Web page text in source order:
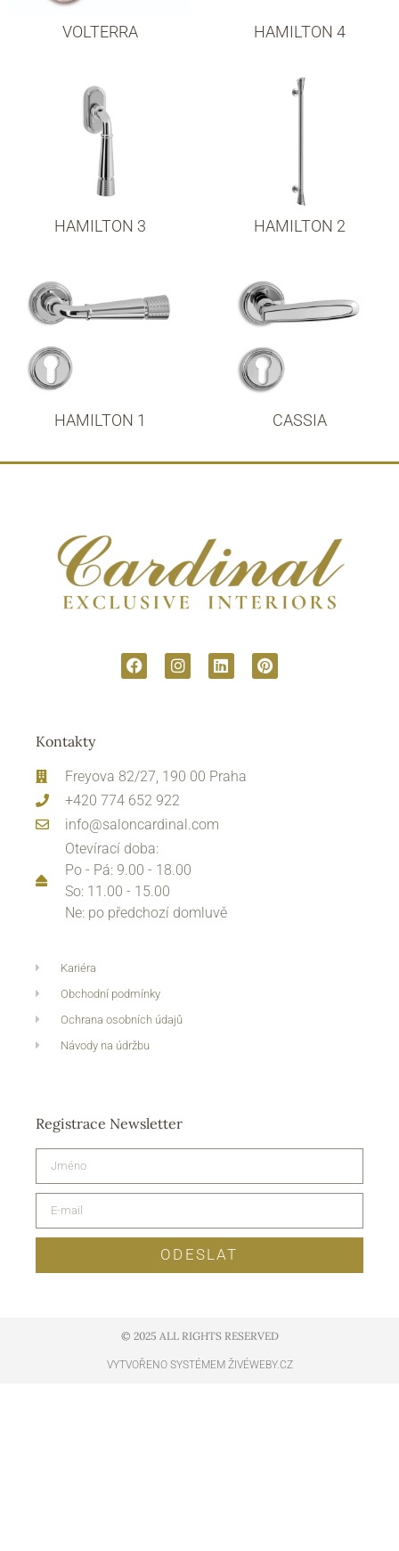
VOLTERRA HAMILTON 4
HAMILTON 3 HAMILTON 2
HAMILTON 1 CASSIA
Kontakty
Freyova 82/27, 190 00 Praha
+420 774 652 922
info@saloncardinal.com
Otevírací doba:
Po - Pá: 9.00 - 18.00
So: 11.00 - 15.00
Ne: po předchozí domluvě
Kariéra
Obchodní podmínky
Ochrana osobních údajů
Návody na údržbu
Registrace Newsletter
ODESLAT
© 2025 ALL RIGHTS RESERVED​
VYTVOŘENO SYSTÉMEM ŽIVÉWEBY.CZ